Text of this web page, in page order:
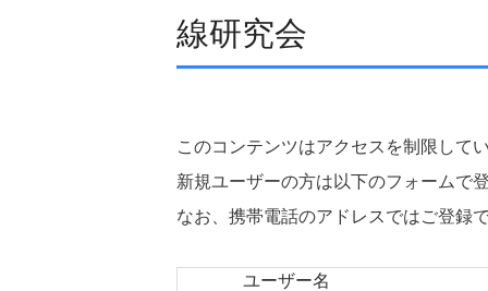
線研究会
このコンテンツはアクセスを制限して
新規ユーザーの方は以下のフォームで
なお、携帯電話のアドレスではご登録で
ユーザー名